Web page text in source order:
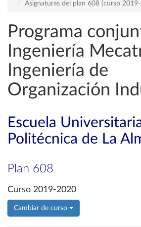
Asignaturas del plan 608 (curso
Programa
Ingeniería
Ingeniería de
Organización
Escuela
Politécnica de La
Plan 608
Curso 2019-2020
Cambiar de curso